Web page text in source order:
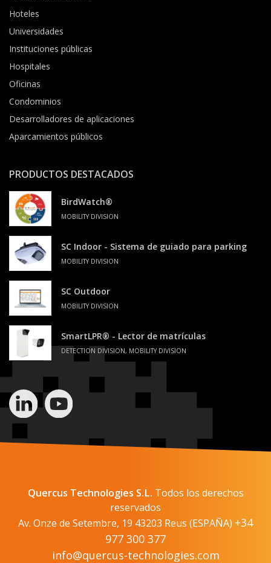
Hoteles
Universidades
Instituciones públicas
Hospitales
Oficinas
Condominios
Desarrolladores de aplicaciones
Aparcamientos públicos
PRODUCTOS DESTACADOS
BirdWatch®
MOBILITY DIVISION
SC Indoor - Sistema de guiado para parking
MOBILITY DIVISION
SC Outdoor
MOBILITY DIVISION
SmartLPR® - Lector de matrículas
DETECTION DIVISION, MOBILITY DIVISION
Quercus Technologies S.L. Todos los derechos
reservados
Av. Onze de Setembre, 19 43203 Reus (ESPAÑA) +34
977 300 377
info@quercus-technologies.com